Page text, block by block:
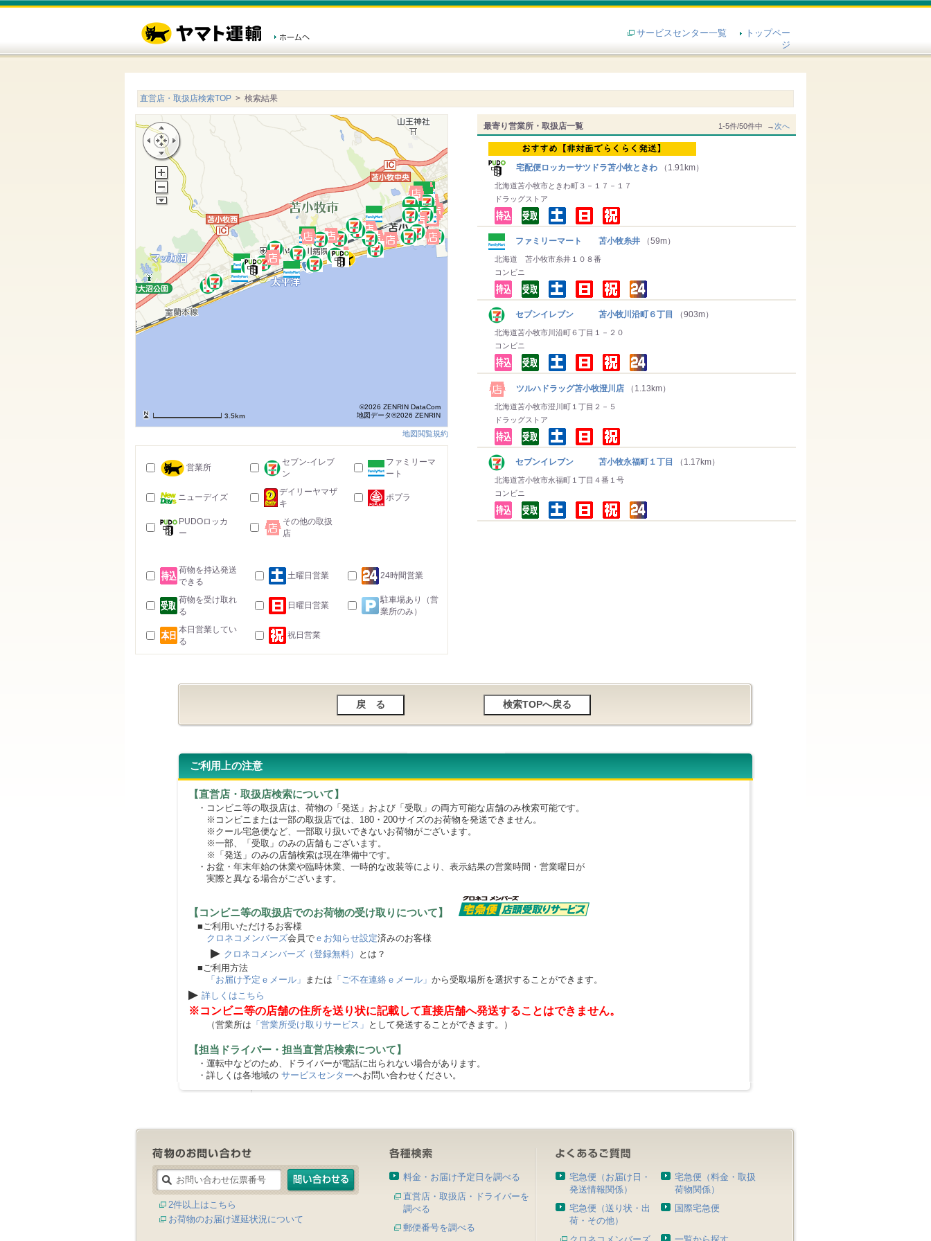
サービスセンター一覧
トップペー
ジ
直営店・取扱店検索TOP > 検索結果
最寄り営業所・取扱店一覧 1-5件/50件中 →次へ
宅配便ロッカーサツドラ苫小牧ときわ （1.91km）
北海道苫小牧市ときわ町３－１７－１７
ドラッグストア
ファミリーマート 苫小牧糸井 （59m）
北海道 苫小牧市糸井１０８番
コンビニ
セブンイレブン 苫小牧川沿町６丁目 （903m）
北海道苫小牧市川沿町６丁目１－２０
コンビニ
ツルハドラッグ苫小牧澄川店 （1.13km）
北海道苫小牧市澄川町１丁目２－５
ドラッグストア
セブンイレブン 苫小牧永福町１丁目 （1.17km）
北海道苫小牧市永福町１丁目４番１号
コンビニ
3.5km
©2026 ZENRIN DataCom
地図データ©2026 ZENRIN
地図閲覧規約
営業所
セブン-イレブ
ン
ファミリーマ
ート
ニューデイズ
デイリーヤマザ
キ
ポプラ
PUDOロッカ
ー
その他の取扱
店
荷物を持込発送
できる
土曜日営業 24時間営業
荷物を受け取れ
る
日曜日営業
駐車場あり（営
業所のみ）
本日営業してい
る
祝日営業
ご利用上の注意
【直営店・取扱店検索について】
・コンビニ等の取扱店は、荷物の「発送」および「受取」の両方可能な店舗のみ検索可能です。
※コンビニまたは一部の取扱店では、180・200サイズのお荷物を発送できません。
※クール宅急便など、一部取り扱いできないお荷物がございます。
※一部、「受取」のみの店舗もございます。
※「発送」のみの店舗検索は現在準備中です。
・お盆・年末年始の休業や臨時休業、一時的な改装等により、表示結果の営業時間・営業曜日が
実際と異なる場合がございます。
【コンビニ等の取扱店でのお荷物の受け取りについて】
■ご利用いただけるお客様
クロネコメンバーズ会員で ｅお知らせ設定済みのお客様
▶ クロネコメンバーズ（登録無料）
とは？
■ご利用方法
「お届け予定ｅメール」 または 「ご不在連絡ｅメール」 から受取場所を選択することができます。
▶ 詳しくはこちら
※コンビニ等の店舗の住所を送り状に記載して直接店舗へ発送することはできません。
（営業所は 「営業所受け取りサービス」 として発送することができます。）
【担当ドライバー・担当直営店検索について】
・運転中などのため、ドライバーが電話に出られない場合があります。
・詳しくは各地域の サービスセンターへお問い合わせください。
2件以上はこちら
お荷物のお届け遅延状況について
料金・お届け予定日を調べる
直営店・取扱店・ドライバーを
調べる
郵便番号を調べる
宅急便（お届け日・
発送情報関係）
宅急便（料金・取扱
荷物関係）
宅急便（送り状・出
荷・その他）
国際宅急便